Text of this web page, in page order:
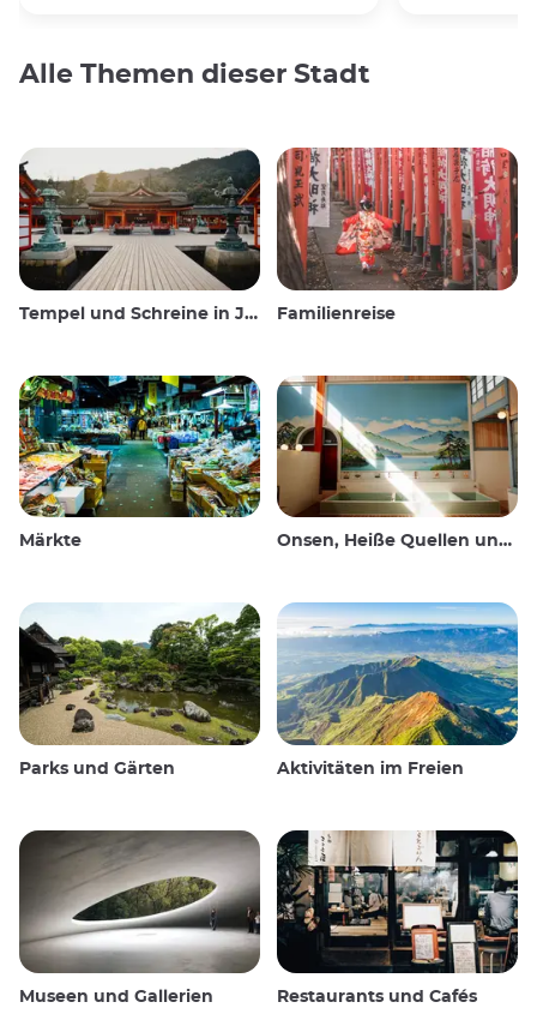
Alle Themen dieser Stadt
Tempel und Schreine in Japan Familienreise
Märkte Onsen, Heiße Quellen und öffentliche Bäder
Parks und Gärten Aktivitäten im Freien
Museen und Gallerien Restaurants und Cafés